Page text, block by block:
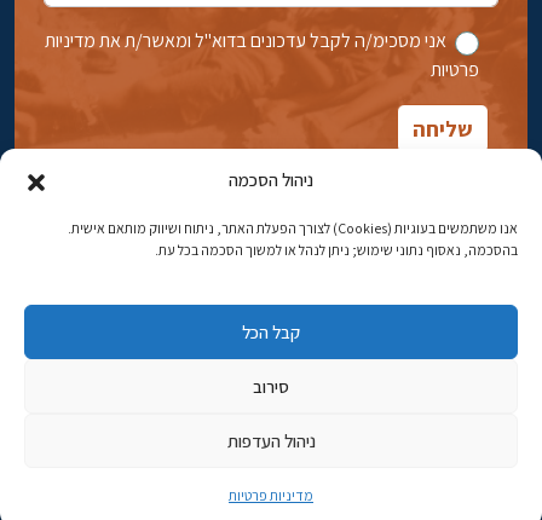
ניהול הסכמה
אנו משתמשים בעוגיות (Cookies) לצורך הפעלת האתר, ניתוח ושיווק מותאם אישית.
בהסכמה, נאסוף נתוני שימוש; ניתן לנהל או למשוך הסכמה בכל עת.
קבל הכל
סירוב
ניהול העדפות
מדיניות פרטיות
אני מסכימ/ה לקבל עדכונים בדוא''ל ומאשר/ת את מדיניות
פרטיות
אבן גבירול 14, רחביה, ירושלים
טלפון:02-5398869
כתובת דוא"ל:najww2@ybz.org.il
© כל הזכויות שמורות ליד יצחק בן-צבי ירושלים